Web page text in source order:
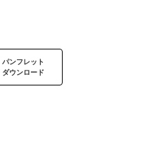
パンフレット
ダウンロード